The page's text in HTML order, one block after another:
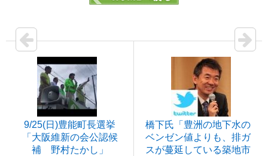
9/25(日)豊能町長選挙
「大阪維新の会公認候
補 野村たかし」
橋下氏「豊洲の地下水の
ベンゼン値よりも、排ガ
スが蔓延している築地市